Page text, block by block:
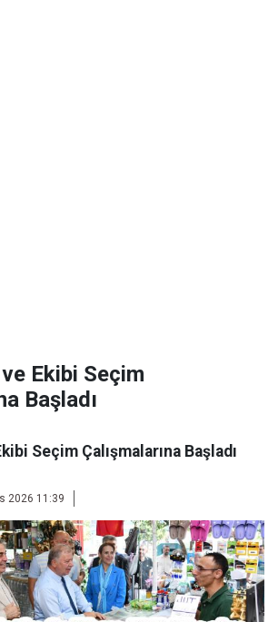
Ekibi Seçim
Başladı
Seçim Çalışmalarına Başladı
2026 11:39